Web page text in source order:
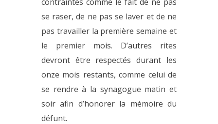
se raser, de ne pas se laver et de ne
pas travailler la première semaine et
le premier mois. D’autres rites
devront être respectés durant les
onze mois restants, comme celui de
se rendre à la synagogue matin et
soir afin d’honorer la mémoire du
défunt.